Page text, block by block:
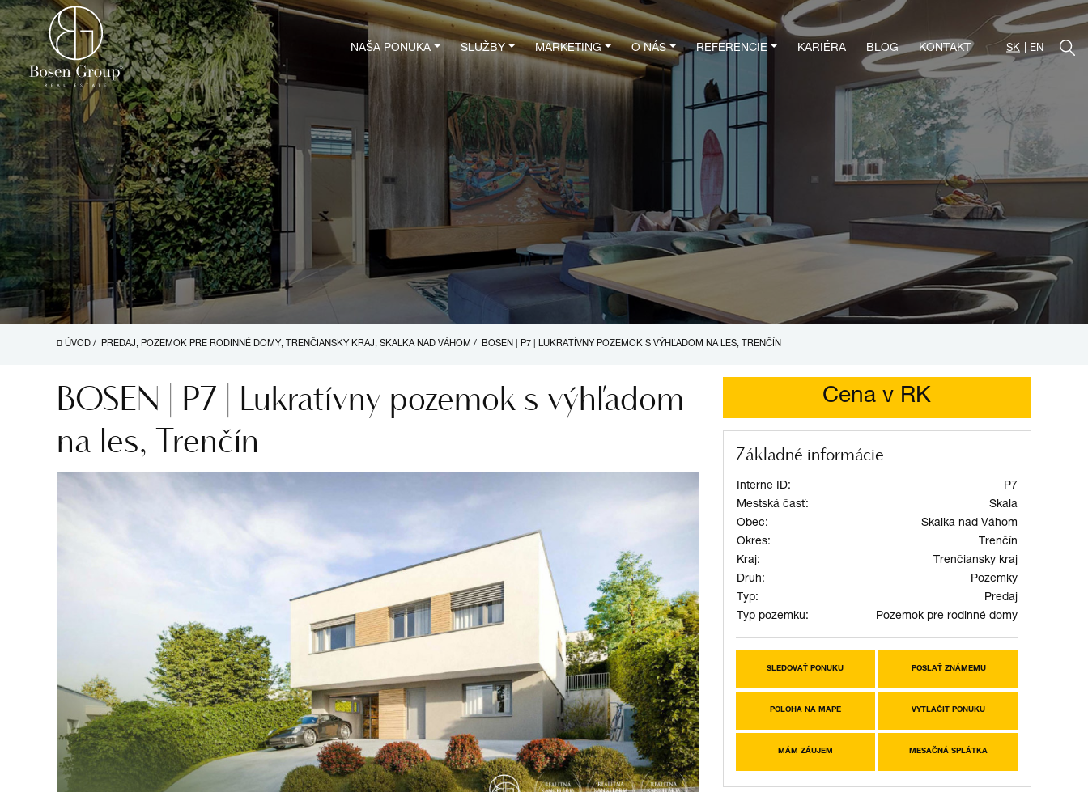
NAŠA PONUKA SLUŽBY MARKETING O NÁS REFERENCIE KARIÉRA BLOG KONTAKT SK EN
ÚVOD / PREDAJ, POZEMOK PRE RODINNÉ DOMY, TRENČIANSKY KRAJ, SKALKA NAD VÁHOM / BOSEN | P7 | LUKRATÍVNY POZEMOK S VÝHĽADOM NA LES, TRENČÍN
BOSEN | P7 | Lukratívny pozemok s výhľadom
na les, Trenčín
Cena v RK
Základné informácie
Interné ID:
P7
Mestská časť:
Skala
Obec:
Skalka nad Váhom
Okres:
Trenčín
Kraj:
Trenčiansky kraj
Druh:
Pozemky
Typ:
Predaj
Typ pozemku:
Pozemok pre rodinné domy
SLEDOVAŤ PONUKU POSLAŤ ZNÁMEMU
POLOHA NA MAPE VYTLAČIŤ PONUKU
MÁM ZÁUJEM MESAČNÁ SPLÁTKA